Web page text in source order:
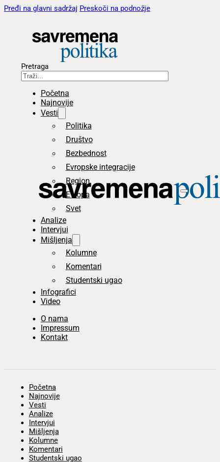
Pređi na glavni sadržaj Preskoči na podnožje
Pretraga
Početna
Najnovije
Vesti
Politika
Društvo
Bezbednost
Evropske integracije
Region
Evropa
Svet
Analize
Intervjui
Mišljenja
Kolumne
Komentari
Studentski ugao
Infografici
Video
O nama
Impressum
Kontakt
Početna
Najnovije
Vesti
Analize
Intervjui
Mišljenja
Kolumne
Komentari
Studentski ugao